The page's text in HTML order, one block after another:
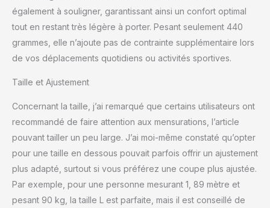
également à souligner, garantissant ainsi un confort optimal
tout en restant très légère à porter. Pesant seulement 440
grammes, elle n’ajoute pas de contrainte supplémentaire lors
de vos déplacements quotidiens ou activités sportives.
Taille et Ajustement
Concernant la taille, j’ai remarqué que certains utilisateurs ont
recommandé de faire attention aux mensurations, l’article
pouvant tailler un peu large. J’ai moi-même constaté qu’opter
pour une taille en dessous pouvait parfois offrir un ajustement
plus adapté, surtout si vous préférez une coupe plus ajustée.
Par exemple, pour une personne mesurant 1, 89 mètre et
pesant 90 kg, la taille L est parfaite, mais il est conseillé de